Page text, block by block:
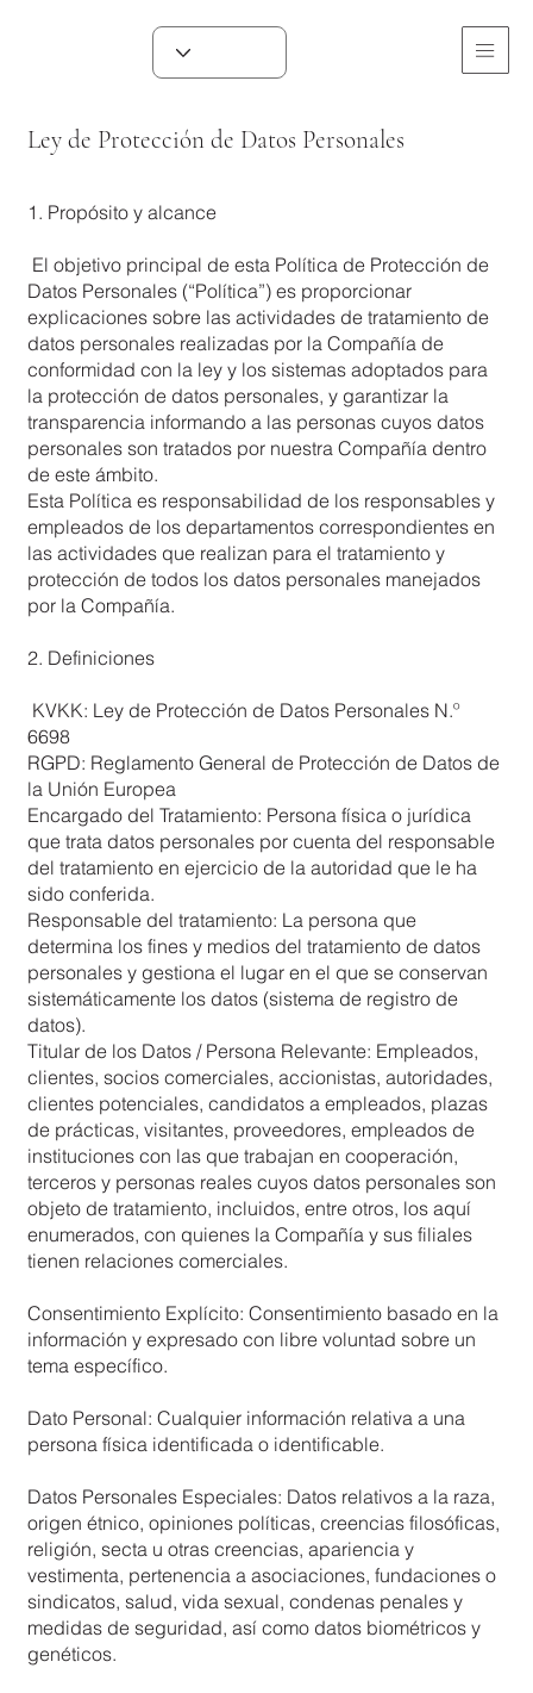
Ley de Protección de Datos Personales
1. Propósito y alcance
El objetivo principal de esta Política de Protección de
Datos Personales (“Política”) es proporcionar
explicaciones sobre las actividades de tratamiento de
datos personales realizadas por la Compañía de
conformidad con la ley y los sistemas adoptados para
la protección de datos personales, y garantizar la
transparencia informando a las personas cuyos datos
personales son tratados por nuestra Compañía dentro
de este ámbito.
Esta Política es responsabilidad de los responsables y
empleados de los departamentos correspondientes en
las actividades que realizan para el tratamiento y
protección de todos los datos personales manejados
por la Compañía.
2. Definiciones
KVKK: Ley de Protección de Datos Personales N.º
6698
RGPD: Reglamento General de Protección de Datos de
la Unión Europea
Encargado del Tratamiento: Persona física o jurídica
que trata datos personales por cuenta del responsable
del tratamiento en ejercicio de la autoridad que le ha
sido conferida.
Responsable del tratamiento: La persona que
determina los fines y medios del tratamiento de datos
personales y gestiona el lugar en el que se conservan
sistemáticamente los datos (sistema de registro de
datos).
Titular de los Datos / Persona Relevante: Empleados,
clientes, socios comerciales, accionistas, autoridades,
clientes potenciales, candidatos a empleados, plazas
de prácticas, visitantes, proveedores, empleados de
instituciones con las que trabajan en cooperación,
terceros y personas reales cuyos datos personales son
objeto de tratamiento, incluidos, entre otros, los aquí
enumerados, con quienes la Compañía y sus filiales
tienen relaciones comerciales.
Consentimiento Explícito: Consentimiento basado en la
información y expresado con libre voluntad sobre un
tema específico.
Dato Personal: Cualquier información relativa a una
persona física identificada o identificable.
Datos Personales Especiales: Datos relativos a la raza,
origen étnico, opiniones políticas, creencias filosóficas,
religión, secta u otras creencias, apariencia y
vestimenta, pertenencia a asociaciones, fundaciones o
sindicatos, salud, vida sexual, condenas penales y
medidas de seguridad, así como datos biométricos y
genéticos.